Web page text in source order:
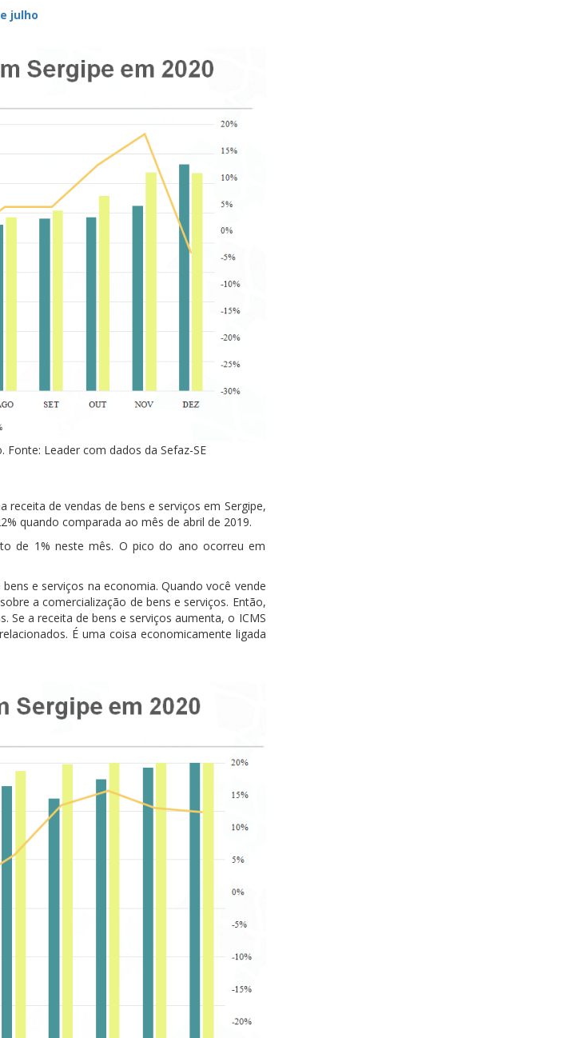
julho
Leader com dados da Sefaz-SE
de vendas de bens e serviços em Sergipe,
quando comparada ao mês de abril de 2019.
de 1% neste mês. O pico do ano ocorreu em
e serviços na economia. Quando você vende
a comercialização de bens e serviços. Então,
Se a receita de bens e serviços aumenta, o ICMS
É uma coisa economicamente ligada